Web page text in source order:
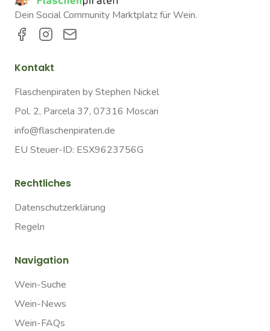
Dein Social Community Marktplatz für Wein.
Kontakt
Flaschenpiraten by Stephen Nickel
Pol. 2, Parcela 37, 07316 Moscari
info@flaschenpiraten.de
EU Steuer-ID: ESX9623756G
Rechtliches
Datenschutzerklärung
Regeln
Navigation
Wein-Suche
Wein-News
Wein-FAQs